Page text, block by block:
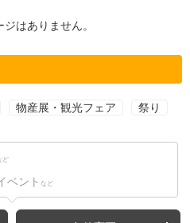
はありません。
物産展・観光フェア 祭り
ど
ベント など